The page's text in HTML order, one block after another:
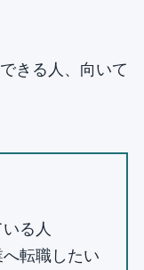
きる人、向いて
る人
転職したい